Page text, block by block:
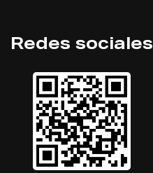
Redes sociales